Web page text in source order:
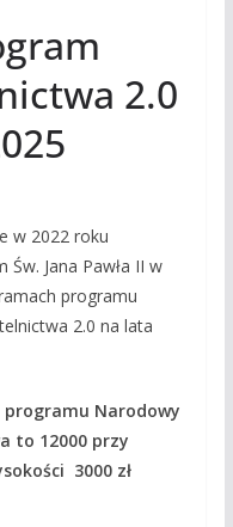
2.0
w 2022 roku
Św. Jana Pawła II w
programu
2.0 na lata
programu Narodowy
to 12000 przy
3000 zł